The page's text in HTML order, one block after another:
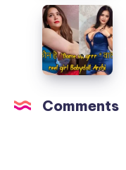
Dancer
ने
जीता
Priyanka
Chopra
का
रिलीज
डेट
बदली
–
अब
Babydoll
Archi:
असम
की
ने
Comments